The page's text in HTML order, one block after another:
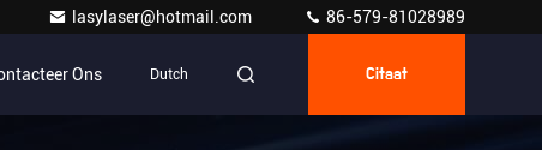
lasylaser@hotmail.com 86-579-81028989
Ons Dutch Citaat